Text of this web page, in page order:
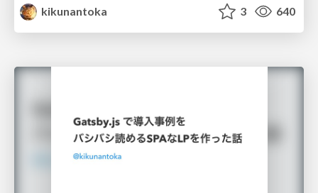
kikunantoka
3 640